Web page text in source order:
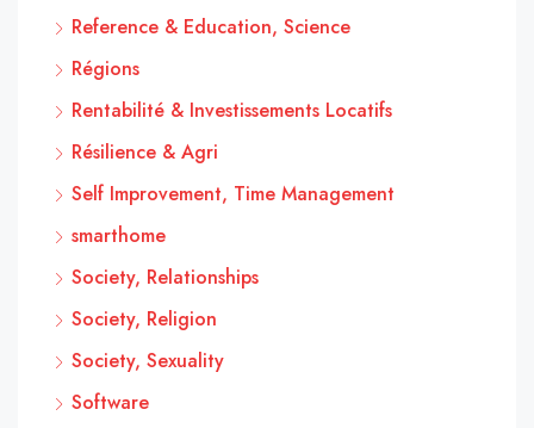
Reference & Education, Science
Régions
Rentabilité & Investissements Locatifs
Résilience & Agri
Self Improvement, Time Management
smarthome
Society, Relationships
Society, Religion
Society, Sexuality
Software